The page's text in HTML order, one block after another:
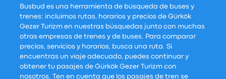
Busbud es una herramienta de búsqueda de buses y
trenes: incluimos rutas, horarios y precios de Gürkök
Gezer Turizm en nuestras búsquedas junto con muchas
otras empresas de trenes y de buses. Para comparar
precios, servicios y horarios, busca una ruta. Si
encuentras un viaje adecuado, puedes continuar y
obtener tu pasajes de Gürkök Gezer Turizm con
nosotros. Ten en cuenta que los pasajes de tren se